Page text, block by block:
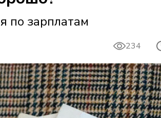
по зарплатам
234